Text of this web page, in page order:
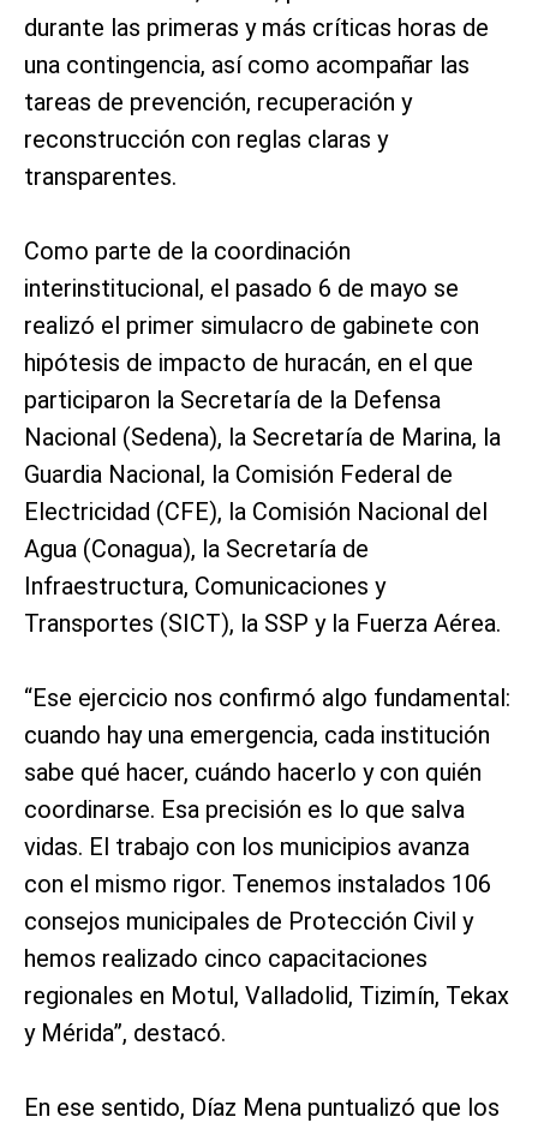
durante las primeras y más críticas horas de
una contingencia, así como acompañar las
tareas de prevención, recuperación y
reconstrucción con reglas claras y
transparentes.
Como parte de la coordinación
interinstitucional, el pasado 6 de mayo se
realizó el primer simulacro de gabinete con
hipótesis de impacto de huracán, en el que
participaron la Secretaría de la Defensa
Nacional (Sedena), la Secretaría de Marina, la
Guardia Nacional, la Comisión Federal de
Electricidad (CFE), la Comisión Nacional del
Agua (Conagua), la Secretaría de
Infraestructura, Comunicaciones y
Transportes (SICT), la SSP y la Fuerza Aérea.
“Ese ejercicio nos confirmó algo fundamental:
cuando hay una emergencia, cada institución
sabe qué hacer, cuándo hacerlo y con quién
coordinarse. Esa precisión es lo que salva
vidas. El trabajo con los municipios avanza
con el mismo rigor. Tenemos instalados 106
consejos municipales de Protección Civil y
hemos realizado cinco capacitaciones
regionales en Motul, Valladolid, Tizimín, Tekax
y Mérida”, destacó.
En ese sentido, Díaz Mena puntualizó que los